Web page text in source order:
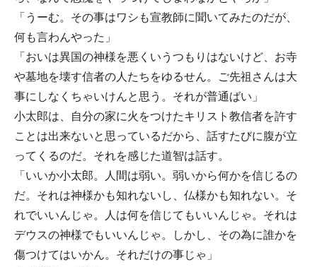
「うーむ。その事はワシも宣教師に聞いてみたのだが、
何も言わんやった」
「おいは異国の神様を悪くいうつもりはないけど、お寺
や墓地を壊す信者の人たちをゆるせん。ご先祖さんは大
事にしなくちゃいけんと思う。それが普通ばい」
小太郎は、自分の家に火をつけたキリスト教信者を許す
ことは出来ないと思っているだから、話すたびに腹が立
ってくるのだ。それを感じた道智は話す。
「いいか小太郎。人間は弱い。弱いから何かを信じるの
だ。それは神様かも知れないし、仏様かも知れない。そ
れでいいんじゃ。人は何を信じてもいいんじゃ。それは
デウスの神様でもいいんじゃ。しかし、その為に誰かを
傷つけてはいかん。それだけの事じゃ」